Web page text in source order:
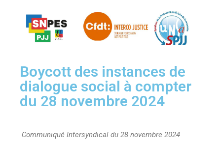
Boycott des instances de
dialogue social à compter
du 28 novembre 2024
Communiqué Intersyndical du 28 novembre 2024